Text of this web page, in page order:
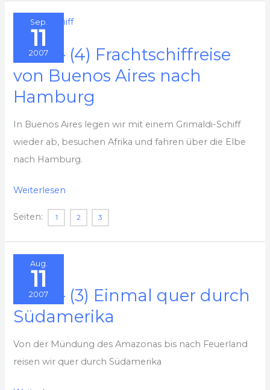
Sep.
11
2007
2007 – (4) Frachtschiffreise
von Buenos Aires nach
Hamburg
In Buenos Aires legen wir mit einem Grimaldi-Schiff
wieder ab, besuchen Afrika und fahren über die Elbe
nach Hamburg.
2007
Frachtschiffreise
Buenos
Aires
nach
Weiterlesen
Seiten: 1 2 3
Aug.
11
2007
2007 – (3) Einmal quer durch
Südamerika
Von der Mündung des Amazonas bis nach Feuerland
reisen wir quer durch Südamerika